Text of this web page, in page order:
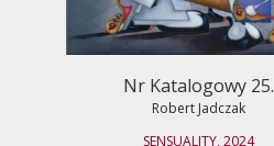
Nr Katalogowy 25.
Robert Jadczak
SENSUALITY, 2024